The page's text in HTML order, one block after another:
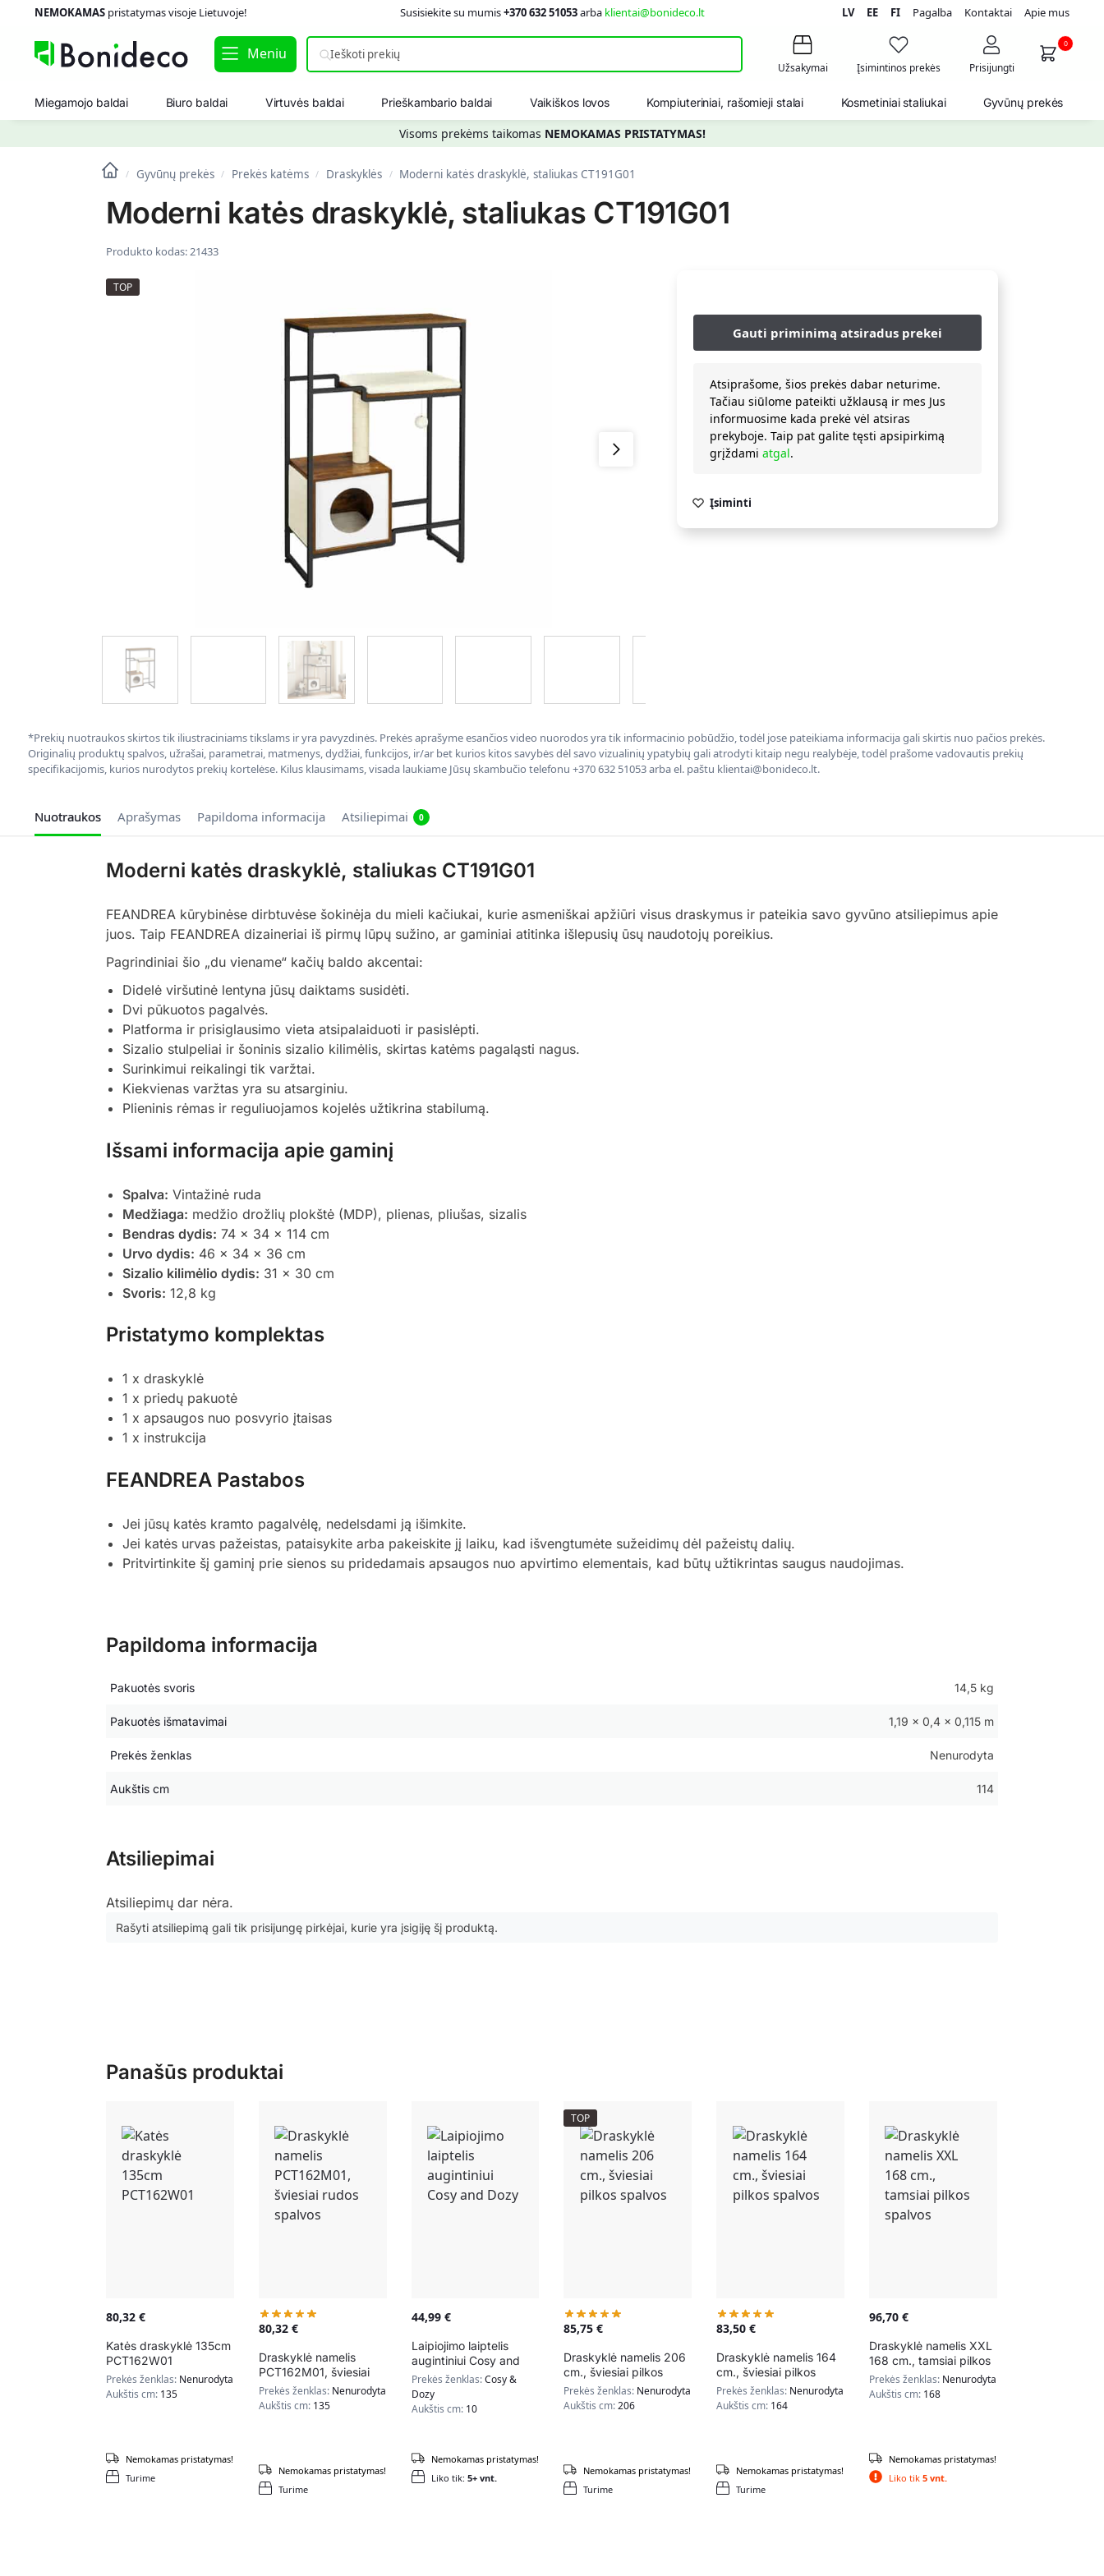
NEMOKAMASpristatymas visoje Lietuvoje! Susisiekite su mumis+370 632 51053arba klientai@bonideco.lt LV EE FI Pagalba Kontaktai Apie mus
Meniu
Užsakymai Įsimintinos prekės Prisijungti
0
Miegamojo baldai Biuro baldai Virtuvės baldai Prieškambario baldai Vaikiškos lovos Kompiuteriniai, rašomieji stalai Kosmetiniai staliukai Gyvūnų prekės
Visoms prekėms taikomas NEMOKAMAS PRISTATYMAS!
/ Gyvūnų prekės / Prekės katėms / Draskyklės / Moderni katės draskyklė, staliukas CT191G01
Moderni katės draskyklė, staliukas CT191G01
Produkto kodas:21433
TOP
Atsiprašome, šios prekės dabar neturime.
Tačiau siūlome pateikti užklausą ir mes Jus
informuosime kada prekė vėl atsiras
prekyboje. Taip pat galite tęsti apsipirkimą
grįždamiatgal.
Įsiminti
*Prekių nuotraukos skirtos tik iliustraciniams tikslams ir yra pavyzdinės. Prekės aprašyme esančios video nuorodos yra tik informacinio pobūdžio, todėl jose pateikiama informacija gali skirtis nuo pačios prekės.
Originalių produktų spalvos, užrašai, parametrai, matmenys, dydžiai, funkcijos, ir/ar bet kurios kitos savybės dėl savo vizualinių ypatybių gali atrodyti kitaip negu realybėje, todėl prašome vadovautis prekių
specifikacijomis, kurios nurodytos prekių kortelėse. Kilus klausimams, visada laukiame Jūsų skambučio telefonu +370 632 51053 arba el. paštu klientai@bonideco.lt.
Nuotraukos Aprašymas Papildoma informacija Atsiliepimai 0
Moderni katės draskyklė, staliukas CT191G01
FEANDREA kūrybinėse dirbtuvėse šokinėja du mieli kačiukai, kurie asmeniškai apžiūri visus draskymus ir pateikia savo gyvūno atsiliepimus apie
juos. Taip FEANDREA dizaineriai iš pirmų lūpų sužino, ar gaminiai atitinka išlepusių ūsų naudotojų poreikius.
Pagrindiniai šio „du viename“ kačių baldo akcentai:
Didelė viršutinė lentyna jūsų daiktams susidėti.
Dvi pūkuotos pagalvės.
Platforma ir prisiglausimo vieta atsipalaiduoti ir pasislėpti.
Sizalio stulpeliai ir šoninis sizalio kilimėlis, skirtas katėms pagaląsti nagus.
Surinkimui reikalingi tik varžtai.
Kiekvienas varžtas yra su atsarginiu.
Plieninis rėmas ir reguliuojamos kojelės užtikrina stabilumą.
Išsami informacija apie gaminį
Spalva: Vintažinė ruda
Medžiaga: medžio drožlių plokštė (MDP), plienas, pliušas, sizalis
Bendras dydis: 74 x 34 x 114 cm
Urvo dydis: 46 x 34 x 36 cm
Sizalio kilimėlio dydis: 31 x 30 cm
Svoris: 12,8 kg
Pristatymo komplektas
1 x draskyklė
1 x priedų pakuotė
1 x apsaugos nuo posvyrio įtaisas
1 x instrukcija
FEANDREA Pastabos
Jei jūsų katės kramto pagalvėlę, nedelsdami ją išimkite.
Jei katės urvas pažeistas, pataisykite arba pakeiskite jį laiku, kad išvengtumėte sužeidimų dėl pažeistų dalių.
Pritvirtinkite šį gaminį prie sienos su pridedamais apsaugos nuo apvirtimo elementais, kad būtų užtikrintas saugus naudojimas.
Papildoma informacija
Pakuotės svoris 14,5 kg
Pakuotės išmatavimai 1,19 × 0,4 × 0,115 m
Prekės ženklas Nenurodyta
Aukštis cm 114
Atsiliepimai
Atsiliepimų dar nėra.
Rašyti atsiliepimą gali tik prisijungę pirkėjai, kurie yra įsigiję šį produktą.
Panašūs produktai
80,32 €
Katės draskyklė 135cm
PCT162W01
Prekės ženklas: Nenurodyta
Aukštis cm: 135
Turime
Nemokamas pristatymas!
80,32 €
Draskyklė namelis
PCT162M01, šviesiai
rudos spalvos
Prekės ženklas: Nenurodyta
Aukštis cm: 135
Turime
Nemokamas pristatymas!
44,99 €
Laipiojimo laiptelis
augintiniui Cosy and
Dozy
Prekės ženklas:Cosy &
Dozy
Aukštis cm: 10
Liko tik: 5+ vnt.
Nemokamas pristatymas!
TOP
85,75€
Draskyklė namelis 206
cm., šviesiai pilkos
spalvos
Prekės ženklas: Nenurodyta
Aukštis cm:206
Turime
Nemokamas pristatymas!
83,50€
Draskyklė namelis 164
cm., šviesiai pilkos
spalvos
Prekės ženklas: Nenurodyta
Aukštis cm: 164
Turime
Nemokamas pristatymas!
96,70 €
Draskyklė namelis XXL
168 cm., tamsiai pilkos
spalvos
Prekės ženklas: Nenurodyta
Aukštis cm: 168
Liko tik 5 vnt.
Nemokamas pristatymas!